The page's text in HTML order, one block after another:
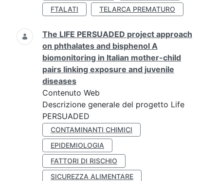
FTALATI
TELARCA PREMATURO
The LIFE PERSUADED project approach
on phthalates and bisphenol A
biomonitoring in Italian mother-child
pairs linking exposure and juvenile
diseases
Contenuto Web
Descrizione generale del progetto Life
PERSUADED
CONTAMINANTI CHIMICI
EPIDEMIOLOGIA
FATTORI DI RISCHIO
SICUREZZA ALIMENTARE